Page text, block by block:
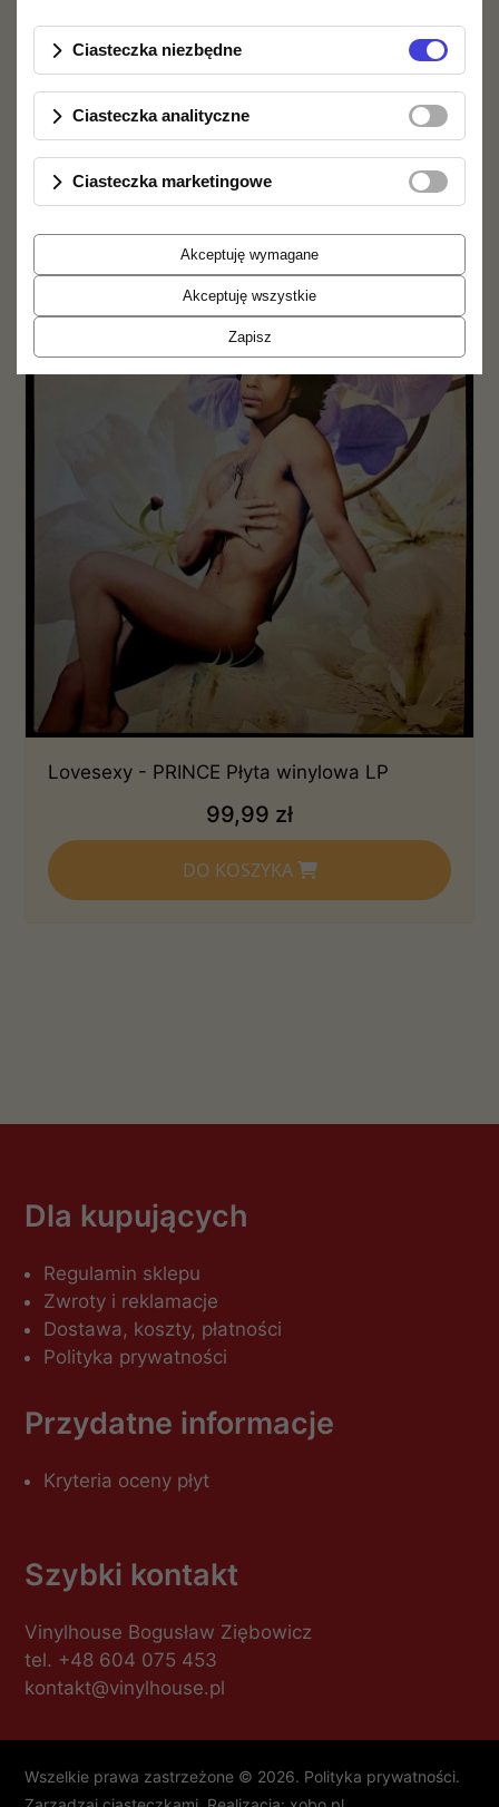
Women and children first - VAN HALEN
Płyta winylowa LP
249,99 zł
Lovesexy - PRINCE Płyta winylowa LP
99,99 zł
DO KOSZYKA
Dla kupujących
Regulamin sklepu
Zwroty i reklamacje
Dostawa, koszty, płatności
Polityka prywatności
Przydatne informacje
Kryteria oceny płyt
Szybki kontakt
Vinylhouse Bogusław Ziębowicz
tel. +48 604 075 453
kontakt@vinylhouse.pl
Wszelkie prawa zastrzeżone © 2026. Polityka prywatności.
Ciasteczka niezbędne
Ciasteczka analityczne
Ciasteczka marketingowe
Akceptuję wymagane
Akceptuję wszystkie
Zapisz